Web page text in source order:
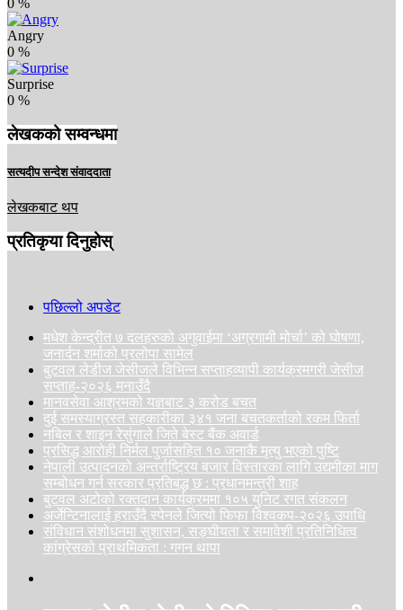
Angry
0 %
Surprise
0 %
लेखकको सम्वन्धमा
सत्यदीप सन्देश संवाददाता
लेखकबाट थप
प्रतिकृया दिनुहोस्
पछिल्लो अपडेट
मधेश केन्द्रीत ७ दलहरुको अगुवाईमा ‘अग्रगामी मोर्चा’ को घोषणा,
जनार्दन शर्माको प्रलोपा सामेल
बुटवल लेडीज जेसीजले विभिन्न सप्ताहव्यापी कार्यक्रमगरी जेसीज
सप्ताह-२०२६ मनाउँदै
मानवसेवा आश्रमको यज्ञबाट ३ करोड बचत
दुई समस्याग्रस्त सहकारीका ३४१ जना बचतकर्ताको रकम फिर्ता
नबिल र शाइन रेसुंगाले जिते बेस्ट बैंक अवार्ड
प्रसिद्ध आरोही निर्मल पुर्जासहित १० जनाकै मृत्यु भएको पुष्टि
नेपाली उत्पादनको अन्तर्राष्ट्रिय बजार विस्तारका लागि उद्यमीका माग
सम्बोधन गर्न सरकार प्रतिबद्ध छ : प्रधानमन्त्री शाह
बुटवल अटोको रक्तदान कार्यक्रममा १०५ युनिट रगत संकलन
अर्जेन्टिनालाई हराउँदै स्पेनले जित्यो फिफा विश्वकप-२०२६ उपाधि
संविधान संशोधनमा सुशासन, सङ्घीयता र समावेशी प्रतिनिधित्व
कांग्रेसको प्राथमिकता : गगन थापा